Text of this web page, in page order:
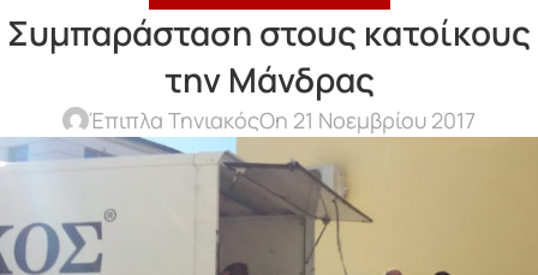
Συμπαράσταση στους κατοίκους
την Μάνδρας
Έπιπλα ΤηνιακόςOn 21 Νοεμβρίου 2017